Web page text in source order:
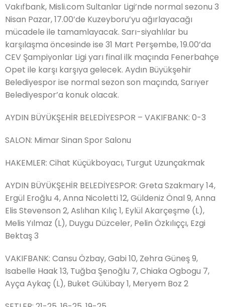
Vakıfbank, Misli.com Sultanlar Ligi’nde normal sezonu 3
Nisan Pazar, 17.00’de Kuzeyboru’yu ağırlayacağı
mücadele ile tamamlayacak. Sarı-siyahlılar bu
karşılaşma öncesinde ise 31 Mart Perşembe, 19.00’da
CEV Şampiyonlar Ligi yarı final ilk maçında Fenerbahçe
Opet ile karşı karşıya gelecek. Aydın Büyükşehir
Belediyespor ise normal sezon son maçında, Sarıyer
Belediyespor’a konuk olacak.
AYDIN BÜYÜKŞEHİR BELEDİYESPOR – VAKIFBANK: 0-3
SALON: Mimar Sinan Spor Salonu
HAKEMLER: Cihat Küçükboyacı, Turgut Uzunçakmak
AYDIN BÜYÜKŞEHİR BELEDİYESPOR: Greta Szakmary 14,
Ergül Eroğlu 4, Anna Nicoletti 12, Güldeniz Önal 9, Anna
Elis Stevenson 2, Aslıhan Kılıç 1, Eylül Akarçeşme (L),
Melis Yılmaz (L), Duygu Düzceler, Pelin Özkılıççı, Ezgi
Bektaş 3
VAKIFBANK: Cansu Özbay, Gabi 10, Zehra Güneş 9,
Isabelle Haak 13, Tuğba Şenoğlu 7, Chiaka Ogbogu 7,
Ayça Aykaç (L), Buket Gülübay 1, Meryem Boz 2